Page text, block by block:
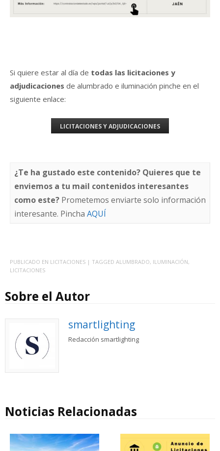
Si quiere estar al día de todas las licitaciones y
adjudicaciones de alumbrado e iluminación pinche en el
siguiente enlace:
LICITACIONES Y ADJUDICACIONES
¿Te ha gustado este contenido? Quieres que te
enviemos a tu mail contenidos interesantes
como este? Prometemos enviarte solo información
interesante. Pincha AQUÍ
PUBLICADO EN LICITACIONES | TAGGED ALUMBRADO, ILUMINACIÓN,
LICITACIONES
Sobre el Autor
smartlighting
Redacción smartlighting
Noticias Relacionadas